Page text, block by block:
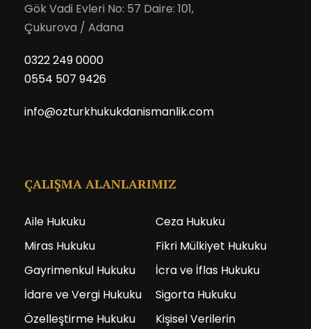
Gök Vadi Evleri No: 57 Daire: 101,
Çukurova / Adana
0322 249 0000
0554 507 9426
info@ozturkhukukdanismanlik.com
ÇALIŞMA ALANLARIMIZ
Aile Hukuku
Ceza Hukuku
Miras Hukuku
Fikri Mülkiyet Hukuku
Gayrimenkul Hukuku
İcra ve İflas Hukuku
İdare ve Vergi Hukuku
Sigorta Hukuku
Özelleştirme Hukuku
Kişisel Verilerin